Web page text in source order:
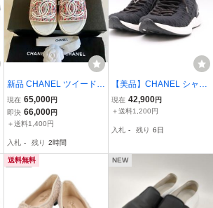
新品 CHANEL ツイード
フラット サンダル ミュー
ル 白 ピンク 36 23cm 箱
保存袋 カメリア リボン
現在 65,000円
即決 66,000円
＋送料1,400円
入札 - 残り 2時間
【美品】CHANEL シャネ
ル G35549 ファブリック
ローカットスニーカー コ
ィース ブラック 黒 サイ
現在 42,900円
＋送料1,200円
入札 - 残り 6日
送料無料 NEW